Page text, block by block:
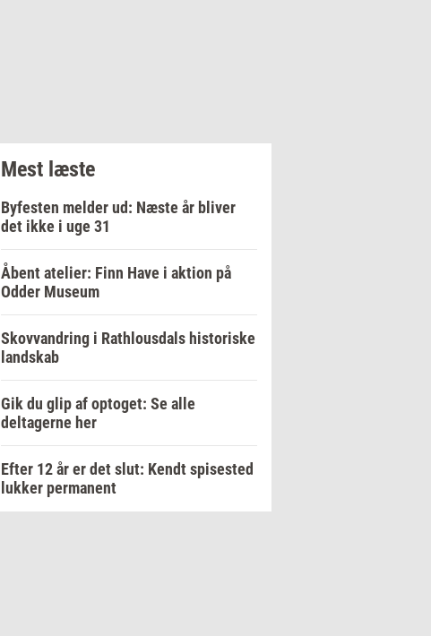
Mest læste
Byfesten melder ud: Næste år bliver
det ikke i uge 31
Åbent atelier: Finn Have i aktion på
Odder Museum
Skovvandring i Rathlousdals historiske
landskab
Gik du glip af optoget: Se alle
deltagerne her
Efter 12 år er det slut: Kendt spisested
lukker permanent